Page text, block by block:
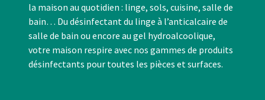
la maison au quotidien : linge, sols, cuisine, salle de
bain… Du désinfectant du linge à l’anticalcaire de
salle de bain ou encore au gel hydroalcoolique,
votre maison respire avec nos gammes de produits
désinfectants pour toutes les pièces et surfaces.